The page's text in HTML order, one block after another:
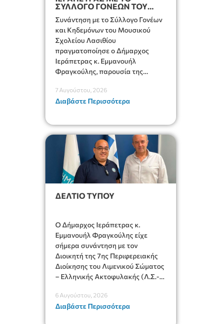
ΣΥΛΛΟΓΟ ΓΟΝΕΩΝ ΤΟΥ
Συνάντηση με το Σύλλογο Γονέων
και Κηδεμόνων του Μουσικού
Σχολείου Λασιθίου
πραγματοποίησε ο Δήμαρχος
Ιεράπετρας κ. Εμμανουήλ
Φραγκούλης, παρουσία της
Μαριάννας Χαΐτα.
7 Αυγούστου, 2026
Διαβάστε Περισσότερα
ΔΕΛΤΙΟ ΤΥΠΟΥ
Ο Δήμαρχος Ιεράπετρας κ.
Εμμανουήλ Φραγκούλης είχε
σήμερα συνάντηση με τον
Διοικητή της 7ης Περιφερειακής
Διοίκησης του Λιμενικού Σώματος
– Ελληνικής Ακτοφυλακής (Λ.Σ.-
Ιωάννη Ορφανό
6 Αυγούστου, 2026
Διαβάστε Περισσότερα